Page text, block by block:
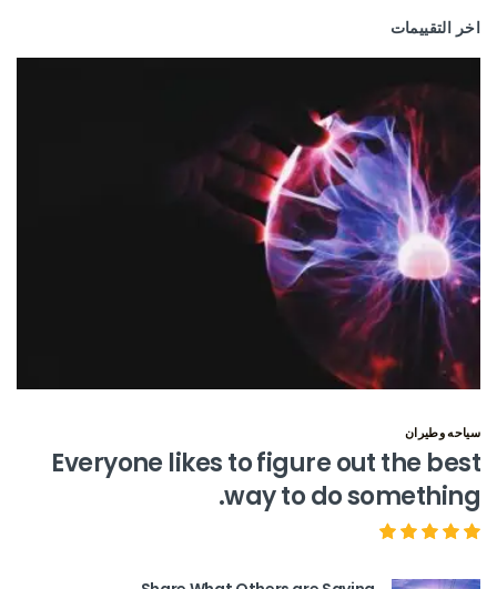
اخر التقييمات
سياحه وطيران
Everyone likes to figure out the best
way to do something.